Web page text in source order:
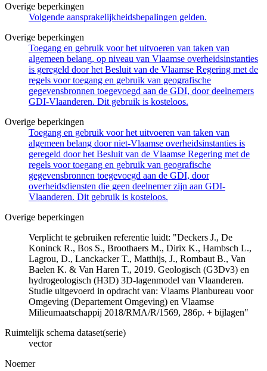
Overige beperkingen
Volgende aansprakelijkheidsbepalingen gelden.
Overige beperkingen
Toegang en gebruik voor het uitvoeren van taken van
algemeen belang, op niveau van Vlaamse overheidsinstanties
is geregeld door het Besluit van de Vlaamse Regering met de
regels voor toegang en gebruik van geografische
gegevensbronnen toegevoegd aan de GDI, door deelnemers
GDI-Vlaanderen. Dit gebruik is kosteloos.
Overige beperkingen
Toegang en gebruik voor het uitvoeren van taken van
algemeen belang door niet-Vlaamse overheidsinstanties is
geregeld door het Besluit van de Vlaamse Regering met de
regels voor toegang en gebruik van geografische
gegevensbronnen toegevoegd aan de GDI, door
overheidsdiensten die geen deelnemer zijn aan GDI-
Vlaanderen. Dit gebruik is kosteloos.
Overige beperkingen
Verplicht te gebruiken referentie luidt: "Deckers J., De
Koninck R., Bos S., Broothaers M., Dirix K., Hambsch L.,
Lagrou, D., Lanckacker T., Matthijs, J., Rombaut B., Van
Baelen K. & Van Haren T., 2019. Geologisch (G3Dv3) en
hydrogeologisch (H3D) 3D-lagenmodel van Vlaanderen.
Studie uitgevoerd in opdracht van: Vlaams Planbureau voor
Omgeving (Departement Omgeving) en Vlaamse
Milieumaatschappij 2018/RMA/R/1569, 286p. + bijlagen"
Ruimtelijk schema dataset(serie)
vector
Noemer